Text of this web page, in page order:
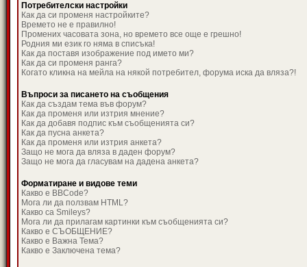
Потребителски настройки
Как да си променя настройките?
Времето не е правилно!
Промених часовата зона, но времето все още е грешно!
Родния ми език го няма в списъка!
Как да поставя изображение под името ми?
Как да си променя ранга?
Когато кликна на мейла на някой потребител, форума иска да вляза?!
Въпроси за писането на съобщения
Как да създам тема във форум?
Как да променя или изтрия мнение?
Как да добавя подпис към съобщенията си?
Как да пусна анкета?
Как да променя или изтрия анкета?
Защо не мога да вляза в даден форум?
Защо не мога да гласувам на дадена анкета?
Форматиране и видове теми
Какво е BBCode?
Мога ли да ползвам HTML?
Какво са Smileys?
Мога ли да прилагам картинки към съобщенията си?
Какво е СЪОБЩЕНИЕ?
Какво е Важна Тема?
Какво е Заключена тема?